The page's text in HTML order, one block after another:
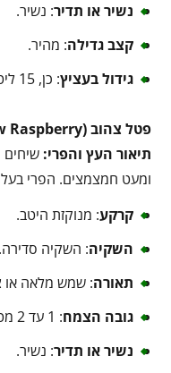
נשיר או תדיר: נשיר.
קצב גדילה: מהיר.
גידול בעציץ: כן, 15 ליטר ומעלה
פטל צהוב (Yellow Raspberry)
תיאור העץ והפרי:שיחים
ומעט חמצמצים. הפרי
קרקע: מנוקזת היטב.
השקיה: השקיה סדירה.
תאורה: שמש מלאה או
גובה הצמח: 1 עד 2 מטרים.
נשיר או תדיר: נשיר.